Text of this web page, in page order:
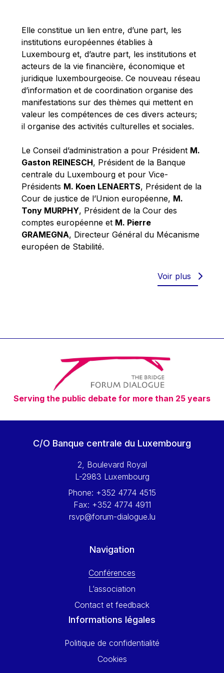
Michael Sohlman
Michel Goedert
Mireille Delmas-Marty
Nobuo Tanaka
Otmar Issing
Paolo Mengozzi
Paschal Donohoe
Pat Cox
Patrizia Nanz
Philippe Maystadt
Pierre Gramegna
Richard Pelly
Robert Goebbels
Robert REYNDERS
Timothy Radcliffe
Vaclav Klaus
Vassilios Skouris
Vítor Manuel da Silva Caldeira
Viviane Reding
Walter Hagg
Wolfgang Ketterle
Yossi Beillin
Yves FRANCHET
Elle constitue un lien entre, d’une part, les
institutions européennes établies à
Luxembourg et, d’autre part, les institutions et
acteurs de la vie financière, économique et
juridique luxembourgeoise. Ce nouveau réseau
d’information et de coordination organise des
manifestations sur des thèmes qui mettent en
valeur les compétences de ces divers acteurs;
il organise des activités culturelles et sociales.
Le Conseil d’administration a pour Président M.
Gaston REINESCH, Président de la Banque
centrale du Luxembourg et pour Vice-
Présidents M. Koen LENAERTS, Président de la
Cour de justice de l’Union européenne, M.
Tony MURPHY, Président de la Cour des
comptes européenne et M. Pierre
GRAMEGNA, Directeur Général du Mécanisme
européen de Stabilité.
Voir plus
Serving the public debate for more than 25 years
C/O Banque centrale du Luxembourg
2, Boulevard Royal
L-2983 Luxembourg
Phone: +352 4774 4515
Fax: +352 4774 4911
rsvp@forum-dialogue.lu
Navigation
Conférences
L’association
Contact et feedback
Informations légales
Politique de confidentialité
Cookies